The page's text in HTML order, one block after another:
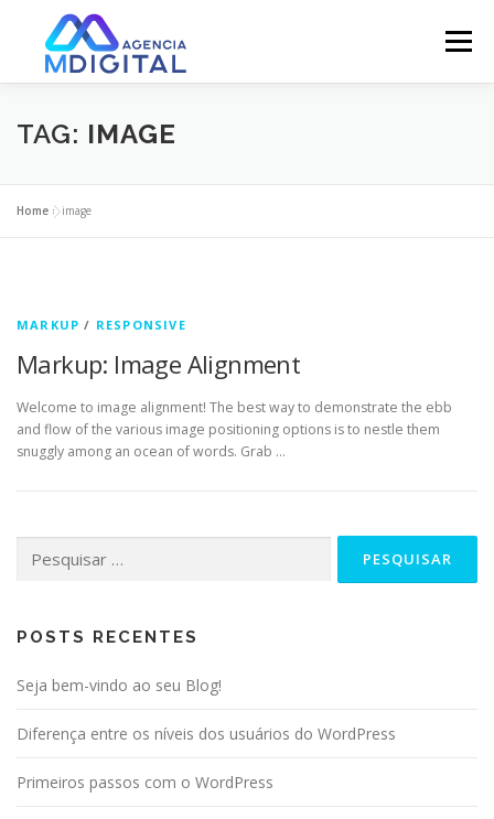
conteúdo
Menu
SOBRE / ABOUT
SHOWREEL
COMPRAS / SHOP
TAG: IMAGE
Home »image
MARKUP / RESPONSIVE
Markup: Image Alignment
Welcome to image alignment! The best way to demonstrate the ebb
and flow of the various image positioning options is to nestle them
snuggly among an ocean of words. Grab …
por:
POSTS RECENTES
Seja bem-vindo ao seu Blog!
Diferença entre os níveis dos usuários do WordPress
Primeiros passos com o WordPress